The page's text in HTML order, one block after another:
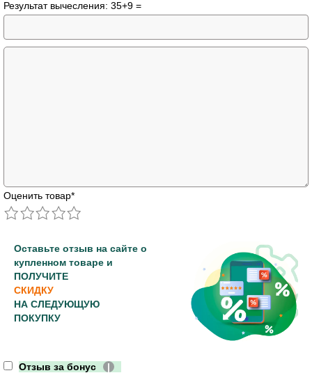
Результат вычесления: 35+9 =
Оценить товар*
Оставьте отзыв на сайте о
купленном товаре и
ПОЛУЧИТЕ
СКИДКУ
НА СЛЕДУЮЩУЮ
ПОКУПКУ
Отзыв за бонус
|